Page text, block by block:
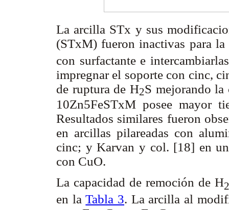
La arcilla STx y sus
(STxM) fueron inactivas para
con surfactante e
impregnar el soporte con cinc,
de ruptura de H2S mejorando la
10Zn5FeSTxM posee mayor
Resultados similares fueron
en arcillas pilareadas con
cinc; y Karvan y col. [18] en
con CuO.
La capacidad de remoción de H2
en laTabla 3. La arcilla al